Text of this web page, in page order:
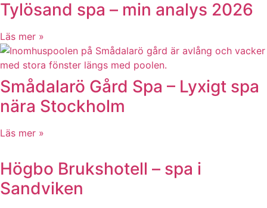
Tylösand spa – min analys 2026
Läs mer »
Smådalarö Gård Spa – Lyxigt spa
nära Stockholm
Läs mer »
Högbo Brukshotell – spa i
Sandviken